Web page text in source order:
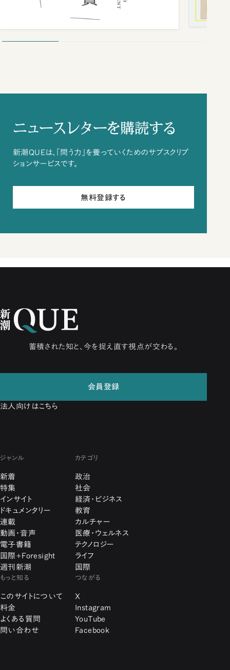
ニュースレターを購読する
新潮QUEは、「問う力」を養っていくためのサブスクリプ
ションサービスです。
無料登録する
蓄積された知と、今を捉え直す視点が交わる。
会員登録
法人向けはこちら
ジャンル
新着
特集
インサイト
ドキュメンタリー
連載
動画・音声
電子書籍
国際+Foresight
週刊新潮
カテゴリ
政治
社会
経済・ビジネス
教育
カルチャー
医療・ウェルネス
テクノロジー
ライフ
国際
もっと知る
このサイトについて
料金
よくある質問
問い合わせ
つながる
X
Instagram
YouTube
Facebook